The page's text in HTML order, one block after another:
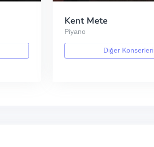
Kent Mete
Piyano
Diğer Konserleri